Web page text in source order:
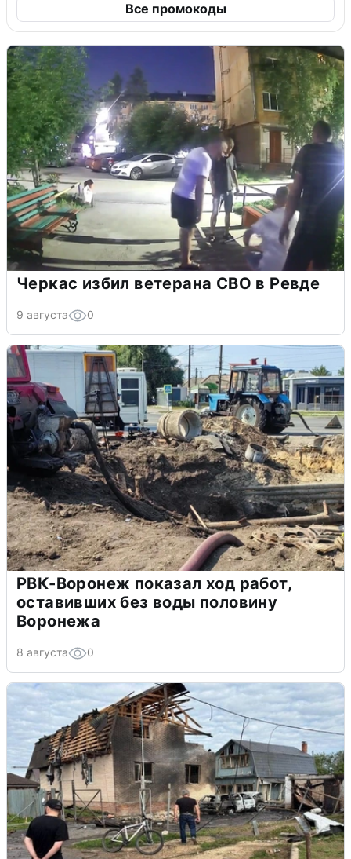
Все промокоды
Черкас избил ветерана СВО в Ревде
9 августа 0
РВК-Воронеж показал ход работ,
оставивших без воды половину
Воронежа
8 августа 0